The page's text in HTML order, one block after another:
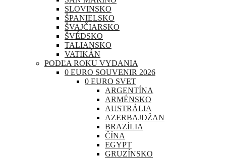
SLOVINSKO
ŠPANIELSKO
ŠVAJČIARSKO
ŠVÉDSKO
TALIANSKO
VATIKÁN
PODĽA ROKU VYDANIA
0 EURO SOUVENIR 2026
0 EURO SVET
ARGENTÍNA
ARMÉNSKO
AUSTRÁLIA
AZERBAJDŽAN
BRAZÍLIA
ČÍNA
EGYPT
GRUZÍNSKO